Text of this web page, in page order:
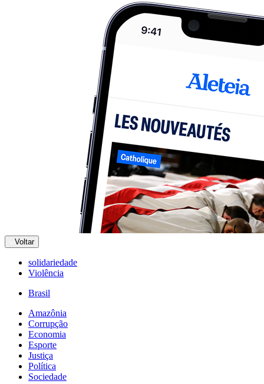
Voltar
solidariedade
Violência
Brasil
Amazônia
Corrupção
Economia
Esporte
Justiça
Política
Sociedade